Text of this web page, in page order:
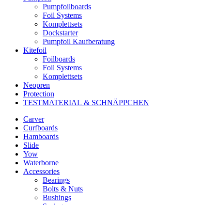
Pumpfoilboards
Foil Systems
Komplettsets
Dockstarter
Pumpfoil Kaufberatung
Kitefoil
Foilboards
Foil Systems
Komplettsets
Neopren
Protection
TESTMATERIAL & SCHNÄPPCHEN
Carver
Curfboards
Hamboards
Slide
Yow
Waterborne
Accessories
Bearings
Bolts & Nuts
Bushings